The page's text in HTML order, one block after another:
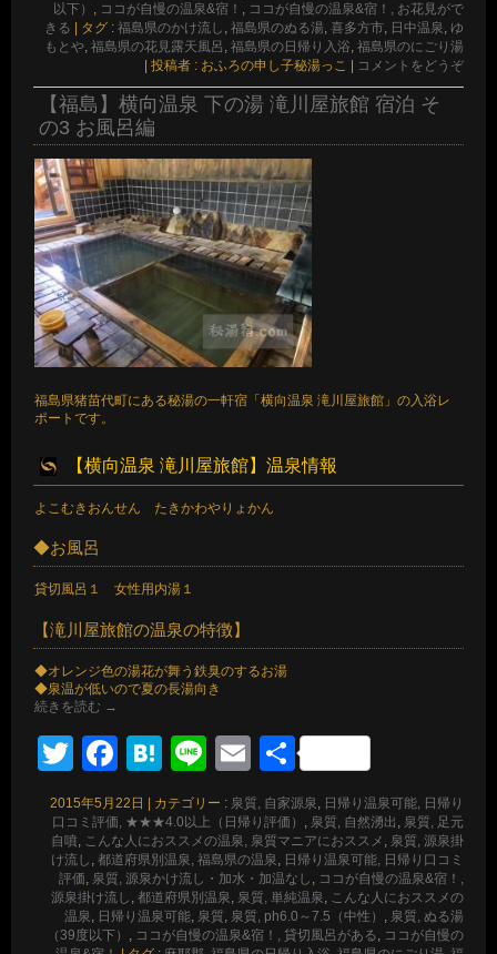
以下） , ココが自慢の温泉&宿！ , ココが自慢の温泉&宿！, お花見がで
きる
タグ : 福島県のかけ流し , 福島県のぬる湯, 喜多方市, 日中温泉, ゆ
もとや, 福島県の花見露天風呂 , 福島県の日帰り入浴, 福島県のにごり湯
投稿者 : おふろの申し子秘湯っこ コメントをどうぞ
【福島】横向温泉 下の湯 滝川屋旅館 宿泊 そ
の3 お風呂編
福島県猪苗代町にある秘湯の一軒宿「横向温泉 滝川屋旅館」の入浴レ
ポートです。
【横向温泉 滝川屋旅館】温泉情報
よこむきおんせん たきかわやりょかん
◆お風呂
貸切風呂１ 女性用内湯１
【滝川屋旅館の温泉の特徴】
◆オレンジ色の湯花が舞う鉄臭のするお湯
◆泉温が低いので夏の長湯向き
続きを読む →
TwitterFacebook
Hatena
LineEmail
共
有
2015年5月22日 カテゴリー : 泉質, 自家源泉, 日帰り温泉可能, 日帰り
口コミ評価, ★★★4.0以上（日帰り評価） , 泉質, 自然湧出 , 泉質, 足元
自噴, こんな人におススメの温泉, 泉質マニアにおススメ , 泉質, 源泉掛
け流し , 都道府県別温泉, 福島県の温泉, 日帰り温泉可能, 日帰り口コミ
評価, 泉質, 源泉かけ流し・加水・加温なし , ココが自慢の温泉&宿！,
源泉掛け流し , 都道府県別温泉, 泉質, 単純温泉, こんな人におススメの
温泉, 日帰り温泉可能, 泉質, 泉質, ph6.0～7.5（中性） , 泉質, ぬる湯
（39度以下） , ココが自慢の温泉&宿！, 貸切風呂がある, ココが自慢の